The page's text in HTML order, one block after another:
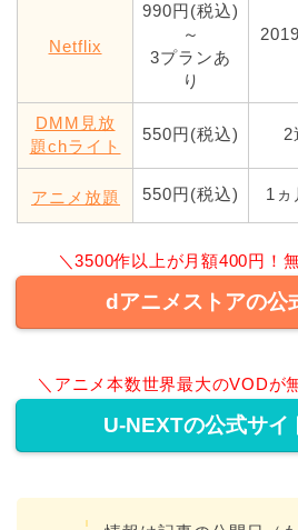
Netflix
990円(税込)
～
3プランあ
り
DMM見放
題chライト
550円(税込) 2
アニメ放題 550円(税込) 1ヵ
＼3500作以上が月額400円！
dアニメストアの公
＼アニメ本数世界最大のVODが
U-NEXTの公式サイ